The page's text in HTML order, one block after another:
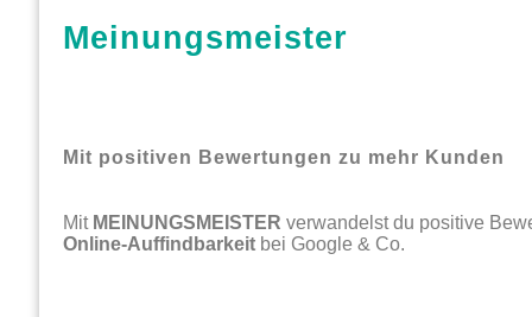
Meinungsmeister
Mit positiven Bewertungen zu mehr Kunden
Mit MEINUNGSMEISTER verwandelst du positive
Online-Auffindbarkeit bei Google & Co.